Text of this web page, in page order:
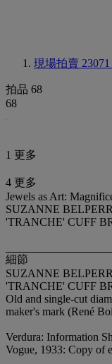
現場拍賣 23071
拍品 68
68
1 更多
4 更多
Jewels as Art:
SUZANNE
'TRANCHE' CUFF
細節
SUZANNE
'TRANCHE' CUFF
Old and single-cut
maker's mark (René
Verdura: Information
Vogue, 1933: Copy of